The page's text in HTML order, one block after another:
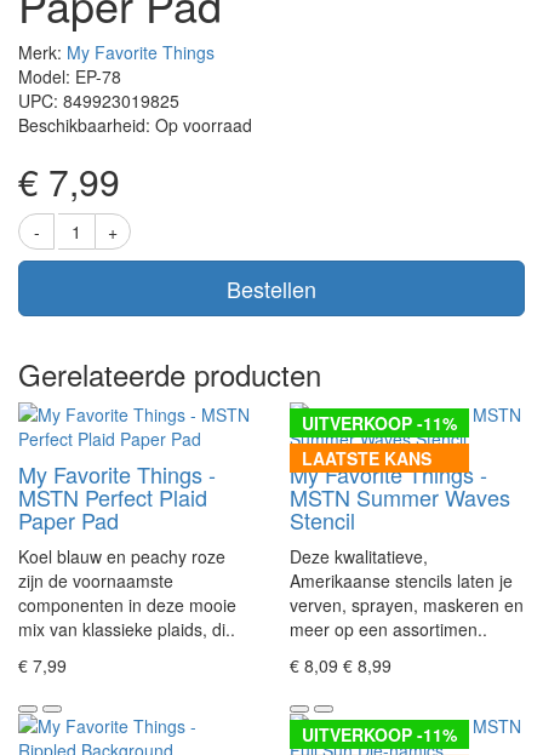
Merk: My Favorite Things
Model: EP-78
UPC: 849923019825
Beschikbaarheid: Op voorraad
€ 7,99
Bestellen
Gerelateerde producten
My Favorite Things -
MSTN Perfect Plaid
Paper Pad
Koel blauw en peachy roze
zijn de voornaamste
componenten in deze mooie
mix van klassieke plaids, di..
€ 7,99
UITVERKOOP -11%
LAATSTE KANS
My Favorite Things -
MSTN Summer Waves
Stencil
Deze kwalitatieve,
Amerikaanse stencils laten je
verven, sprayen, maskeren en
meer op een assortimen..
€ 8,09 € 8,99
UITVERKOOP -11%